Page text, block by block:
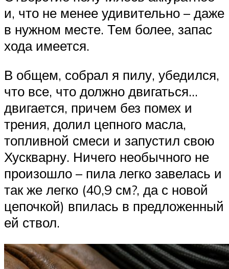
и, что не менее удивительно – даже
в нужном месте. Тем более, запас
хода имеется.
В общем, собрал я пилу, убедился,
что все, что должно двигаться…
двигается, причем без помех и
трения, долил цепного масла,
топливной смеси и запустил свою
Хускварну. Ничего необычного не
произошло – пила легко завелась и
так же легко (40,9 см?, да с новой
цепочкой) впилась в предложенный
ей ствол.